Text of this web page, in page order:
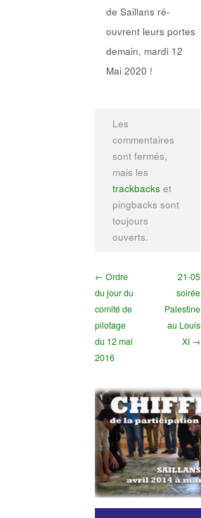
de Saillans ré-
ouvrent leurs portes
demain, mardi 12
Mai 2020 !
Les
commentaires
sont fermés,
mais les
trackbacks et
pingbacks sont
toujours
ouverts.
← Ordre
du jour du
comité de
pilotage
du 12 mai
2016
21-05
soirée
Palestine
au Louis
XI →